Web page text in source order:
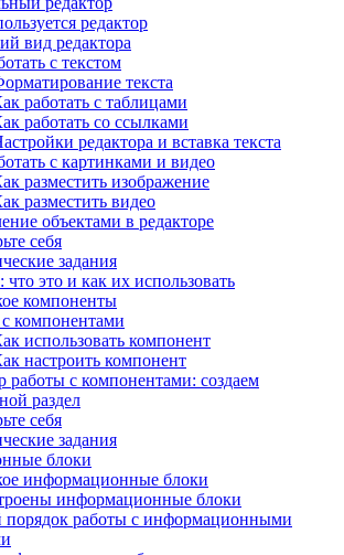
редактор
вид редактора
с текстом
текста
работать с таблицами
работать со ссылками
редактора и вставка текста
с картинками и видео
разместить изображение
разместить видео
объектами в редакторе
себя
задания
это и как их использовать
компоненты
с компонентами
использовать компонент
настроить компонент
работы с компонентами: создаем
раздел
себя
задания
блоки
информационные блоки
информационные блоки
работы с информационными